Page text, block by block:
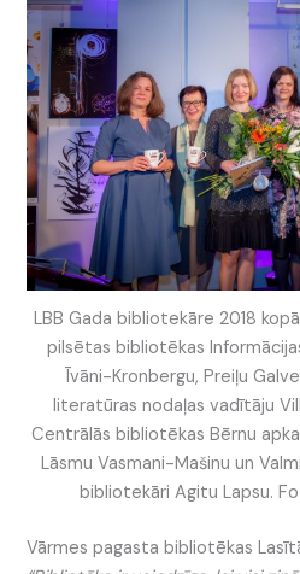
LBB Gada bibliotekāre 2018
pilsētas bibliotēkas
Īvāni-Kronbergu, Preiļu
literatūras nodaļas vadītāju
Centrālās bibliotēkas Bērnu
Lāsmu Vasmani-Mašinu un
bibliotekāri Agitu Lapsu.
Vārmes pagasta bibliotēkas